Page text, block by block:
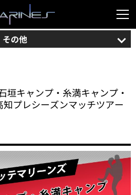
その他
垣キャンプ・糸満キャンプ・
プレシーズンマッチツアー